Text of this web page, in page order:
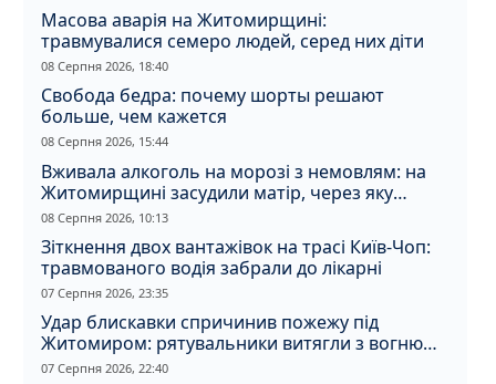
Масова аварія на Житомирщині:
травмувалися семеро людей, серед них діти
08 Серпня 2026, 18:40
Свобода бедра: почему шорты решают
больше, чем кажется
08 Серпня 2026, 15:44
Вживала алкоголь на морозі з немовлям: на
Житомирщині засудили матір, через яку
дитина отримала обмороження
08 Серпня 2026, 10:13
Зіткнення двох вантажівок на трасі Київ-Чоп:
травмованого водія забрали до лікарні
07 Серпня 2026, 23:35
Удар блискавки спричинив пожежу під
Житомиром: рятувальники витягли з вогню
кота
07 Серпня 2026, 22:40